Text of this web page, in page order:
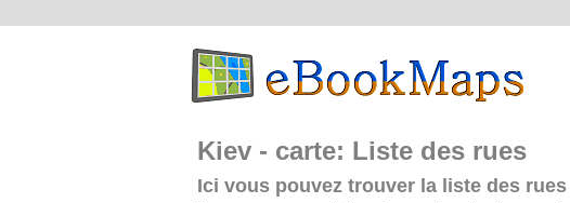
Kiev - carte: Liste des rues
Ici vous pouvez trouver la liste des